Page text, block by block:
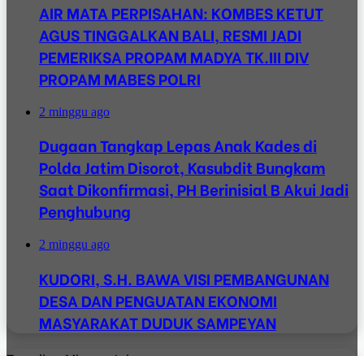
AIR MATA PERPISAHAN: KOMBES KETUT
AGUS TINGGALKAN BALI, RESMI JADI
PEMERIKSA PROPAM MADYA TK.III DIV
PROPAM MABES POLRI
2 minggu ago
Dugaan Tangkap Lepas Anak Kades di
Polda Jatim Disorot, Kasubdit Bungkam
Saat Dikonfirmasi, PH Berinisial B Akui Jadi
Penghubung
2 minggu ago
KUDORI, S.H. BAWA VISI PEMBANGUNAN
DESA DAN PENGUATAN EKONOMI
MASYARAKAT DUDUK SAMPEYAN